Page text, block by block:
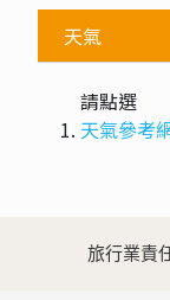
天氣
請點選
天氣參考
旅行業責